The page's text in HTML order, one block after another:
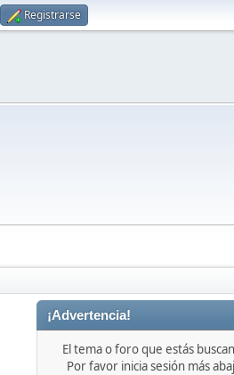
Registrarse
¡Advertencia!
El tema o foro que estás
Por favor inicia sesión más